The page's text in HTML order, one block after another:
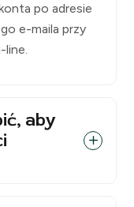
po adresie
e-maila przy
line.
aby